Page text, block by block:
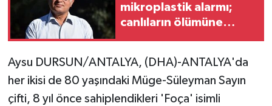
mikroplastik alarmı;
canlıların ölümüne
Aysu DURSUN/ANTALYA, (DHA)-ANTALYA'da
her ikisi de 80 yaşındaki Müge-Süleyman Sayın
çifti, 8 yıl önce sahiplendikleri 'Foça' isimli